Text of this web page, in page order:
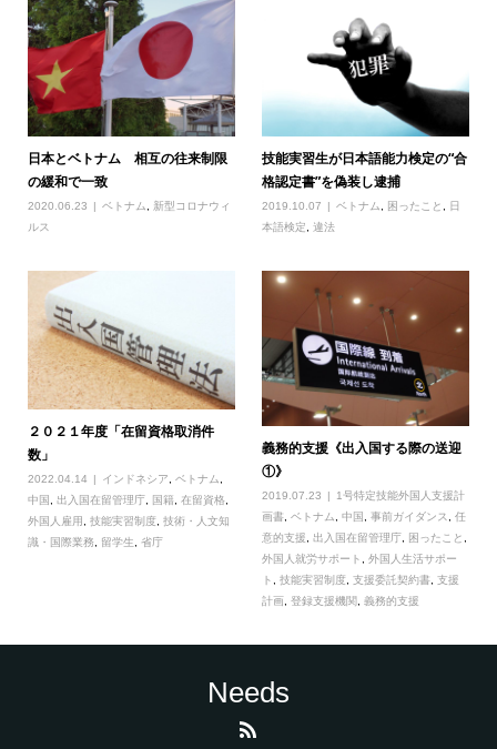
日本とベトナム 相互の往来制限
の緩和で一致
2020.06.23 ベトナム, 新型コロナウィ
ルス
技能実習生が日本語能力検定の“合
格認定書”を偽装し逮捕
2019.10.07 ベトナム, 困ったこと , 日
本語検定,違法
２０２１年度「在留資格取消件
数」
2022.04.14 インドネシア ベトナム
中国
出入国在留管理庁, 国籍 在留資格,
外国人雇用
技能実習制度, 技術・人文知
識・国際業務
留学生 省庁
義務的支援《出入国する際の送迎
①》
2019.07.23
1号特定技能外国人支援計
画書,ベトナム,中国 ,事前ガイダンス,任
意的支援,出入国在留管理庁, 困ったこと ,
外国人就労サポート ,外国人生活サポー
ト ,技能実習制度,支援委託契約書,支援
計画,登録支援機関,義務的支援
Needs